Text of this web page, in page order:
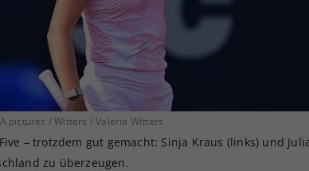
pictures / Witters / Valeria Witters
– trotzdem gut gemacht: Sinja Kraus (links) und
zu überzeugen.